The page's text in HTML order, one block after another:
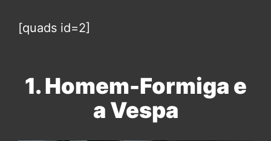
[quads id=2]
1. Homem-Formiga e
a Vespa